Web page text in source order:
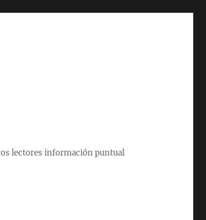
lectores información puntual